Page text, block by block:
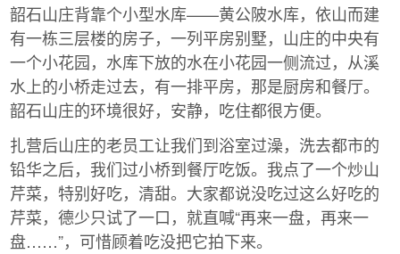
韶石山庄背靠个小型水库——黄公陂水库，依山而建
有一栋三层楼的房子，一列平房别墅，山庄的中央有
一个小花园，水库下放的水在小花园一侧流过，从溪
水上的小桥走过去，有一排平房，那是厨房和餐厅。
韶石山庄的环境很好，安静，吃住都很方便。
扎营后山庄的老员工让我们到浴室过澡，洗去都市的
铅华之后，我们过小桥到餐厅吃饭。我点了一个炒山
芹菜，特别好吃，清甜。大家都说没吃过这么好吃的
芹菜，德少只试了一口，就直喊“再来一盘，再来一
盘……”，可惜顾着吃没把它拍下来。